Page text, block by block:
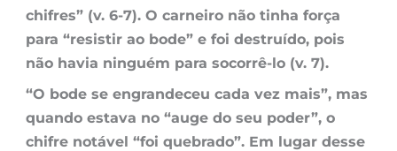
chifres” (v. 6-7). O carneiro não tinha força
para “resistir ao bode” e foi destruído, pois
não havia ninguém para socorrê-lo (v. 7).
“O bode se engrandeceu cada vez mais”, mas
quando estava no “auge do seu poder”, o
chifre notável “foi quebrado”. Em lugar desse